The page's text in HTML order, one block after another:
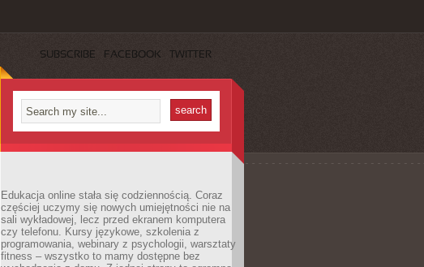
SUBSCRIBE FACEBOOK TWITTER
Edukacja online stała się codziennością. Coraz
częściej uczymy się nowych umiejętności nie na
sali wykładowej, lecz przed ekranem komputera
czy telefonu. Kursy językowe, szkolenia z
programowania, webinary z psychologii, warsztaty
fitness – wszystko to mamy dostępne bez